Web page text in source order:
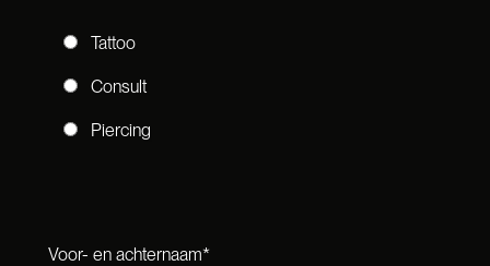
Tattoo
Consult
Piercing
Voor- en achternaam*